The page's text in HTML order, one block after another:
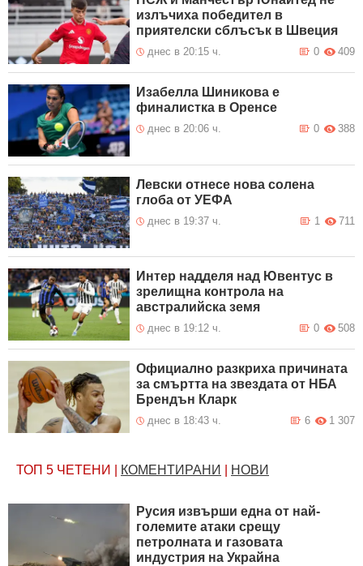
излъчиха победител в
приятелски сблъсък в Швеция
днес в 20:15 ч. 409
0
Изабелла Шиникова е
финалистка в Оренсе
днес в 20:06 ч. 388
0
Левски отнесе нова солена
глоба от УЕФА
днес в 19:37 ч. 711
1
Интер надделя над Ювентус в
зрелищна контрола на
австралийска земя
днес в 19:12 ч. 508
0
Официално разкриха причината
за смъртта на звездата от НБА
Брендън Кларк
днес в 18:43 ч. 1 307
6
ТОП 5 ЧЕТЕНИ КОМЕНТИРАНИ НОВИ
Русия извърши една от най-
големите атаки срещу
петролната и газовата
индустрия на Украйна